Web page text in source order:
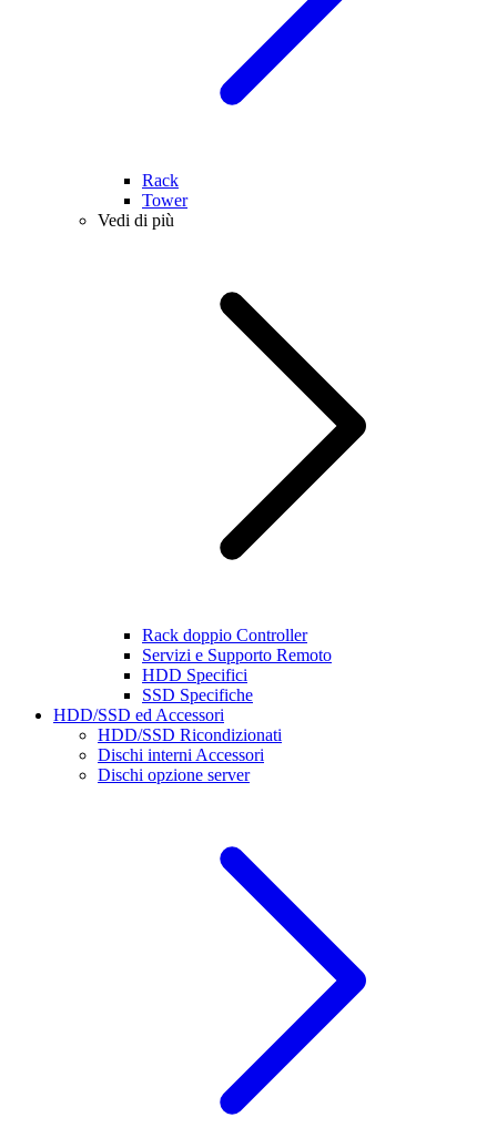
Rack
Tower
Vedi di più
Rack doppio Controller
Servizi e Supporto Remoto
HDD Specifici
SSD Specifiche
HDD/SSD ed Accessori
HDD/SSD Ricondizionati
Dischi interni Accessori
Dischi opzione server